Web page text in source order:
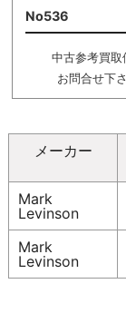
No536
中古参考買取
お問合せ下
メーカー
Mark
Levinson
Mark
Levinson